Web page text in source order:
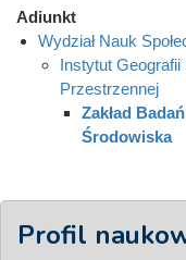
Adiunkt
Wydział Nauk
Instytut
Przestrzennej
Zakład
Środowiska
Profil